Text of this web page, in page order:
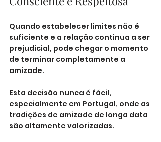
Quando estabelecer limites não é
suficiente e a relação continua a ser
prejudicial, pode chegar o momento
de terminar completamente a
amizade.
Esta decisão nunca é fácil,
especialmente em Portugal, onde as
tradições de amizade de longa data
são altamente valorizadas.